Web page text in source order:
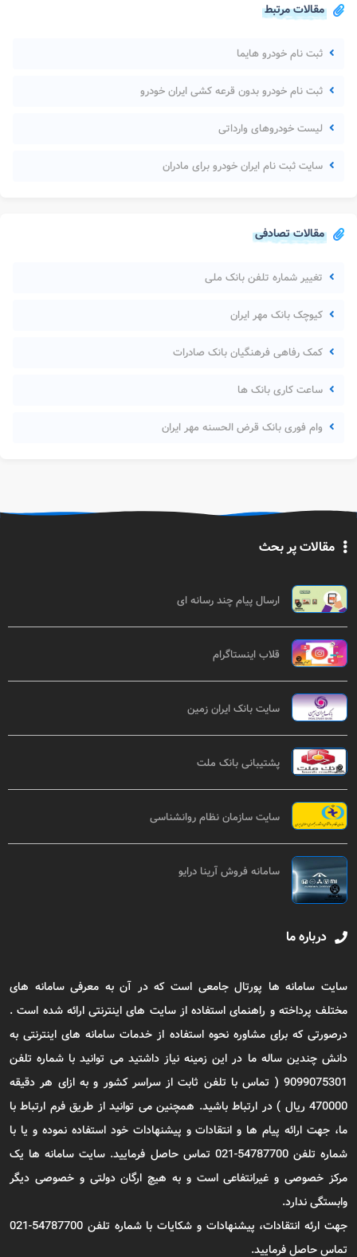
مقالات مرتبط
ثبت نام خودرو هایما
ثبت نام خودرو بدون قرعه کشی ایران خودرو
لیست خودروهای وارداتی
سایت ثبت نام ایران خودرو برای مادران
مقالات تصادفی
تغییر شماره تلفن بانک ملی
کیوچک بانک مهر ایران
کمک رفاهی فرهنگیان بانک صادرات
ساعت کاری بانک ها
وام فوری بانک قرض الحسنه مهر ایران
مقالات پر بحث
ارسال پیام چند رسانه ای
قلاب اینستاگرام
سایت بانک ایران زمین
پشتیبانی بانک ملت
سایت سازمان نظام روانشناسی
سامانه فروش آرینا درایو
درباره ما
سایت سامانه ها پورتال جامعی است که در آن به معرفی سامانه های
مختلف پرداخته و راهنمای استفاده از سایت های اینترنتی ارائه شده است .
درصورتی که برای مشاوره نحوه استفاده از خدمات سامانه های اینترنتی به
دانش چندین ساله ما در این زمینه نیاز داشتید می توانید با شماره تلفن
9099075301 ( تماس با تلفن ثابت از سراسر کشور و به ازای هر دقیقه
470000 ریال ) در ارتباط باشید. همچنین می توانید از طریق فرم ارتباط با
ما، جهت ارائه پیام ها و انتقادات و پیشنهادات خود استفاده نموده و یا با
شماره تلفن 54787700-021 تماس حاصل فرمایید. سایت سامانه ها یک
مرکز خصوصی و غیرانتفاعی است و به هیچ ارگان دولتی و خصوصی دیگر
وابستگی ندارد.
جهت ارئه انتقادات، پیشنهادات و شکایات با شماره تلفن 54787700-021
تماس حاصل فرمایید.